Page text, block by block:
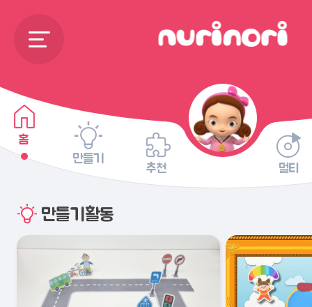
홈
만들기
추천 멀티
만들기활동